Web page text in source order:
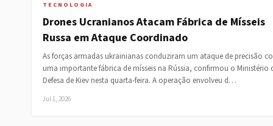
TECNOLOGIA
Drones Ucranianos Atacam Fábrica de Mísseis
Russa em Ataque Coordinado
As forças armadas ukrainianas conduziram um ataque de precisão
uma importante fábrica de mísseis na Rússia, confirmou o Ministério
Defesa de Kiev nesta quarta-feira. A operação envolveu d…
Jul 1, 2026